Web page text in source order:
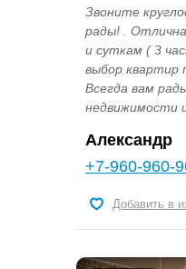
Звоните
pады! .
и суткам ( 3
выбор квартир
Всегда вам
недвижимости и
Александр
+7-960-960-
Добавить в